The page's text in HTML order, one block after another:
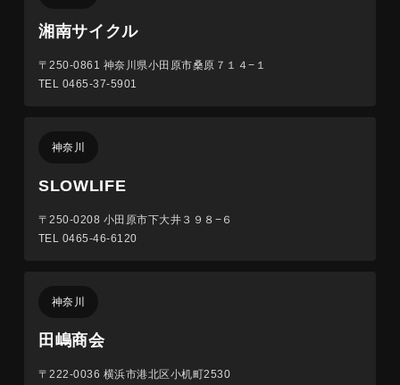
湘南サイクル
〒250-0861 神奈川県小田原市桑原７１４−１
TEL 0465-37-5901
神奈川
SLOWLIFE
〒250-0208 小田原市下大井３９８−６
TEL 0465-46-6120
神奈川
田嶋商会
〒222-0036 横浜市港北区小机町2530